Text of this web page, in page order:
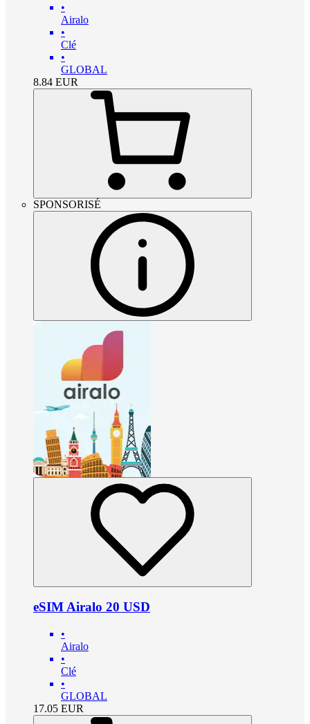
•
Airalo
•
Clé
•
GLOBAL
8.84 EUR
SPONSORISÉ
eSIM Airalo 20 USD
•
Airalo
•
Clé
•
GLOBAL
17.05 EUR